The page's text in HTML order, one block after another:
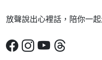
放聲說出心裡話，陪你一